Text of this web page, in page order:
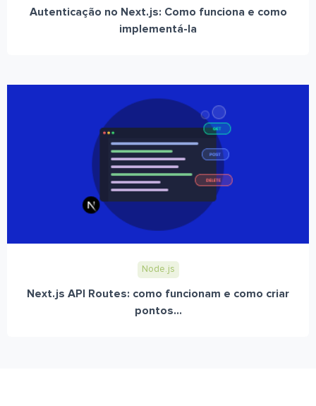
Autenticação no Next.js: Como funciona e como
implementá-la
Node.js
Next.js API Routes: como funcionam e como criar
pontos...